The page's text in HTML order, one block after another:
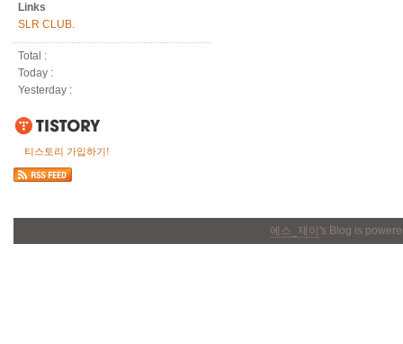
Links
SLR CLUB.
Total :
Today :
Yesterday :
티스토리 가입하기!
에스_제이 's Blog is